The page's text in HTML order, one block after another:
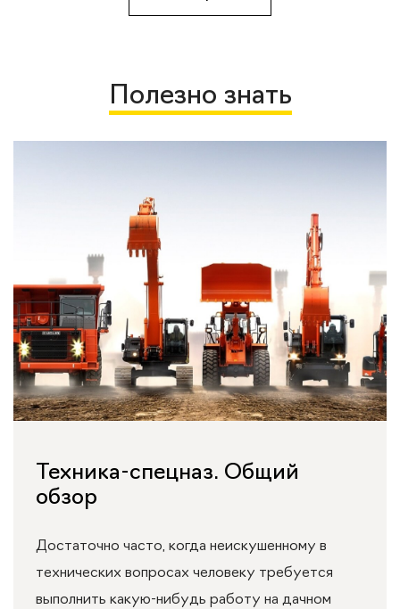
Полезно знать
Техника-спецназ. Общий
обзор
Достаточно часто, когда неискушенному в
технических вопросах человеку требуется
выполнить какую-нибудь работу на дачном